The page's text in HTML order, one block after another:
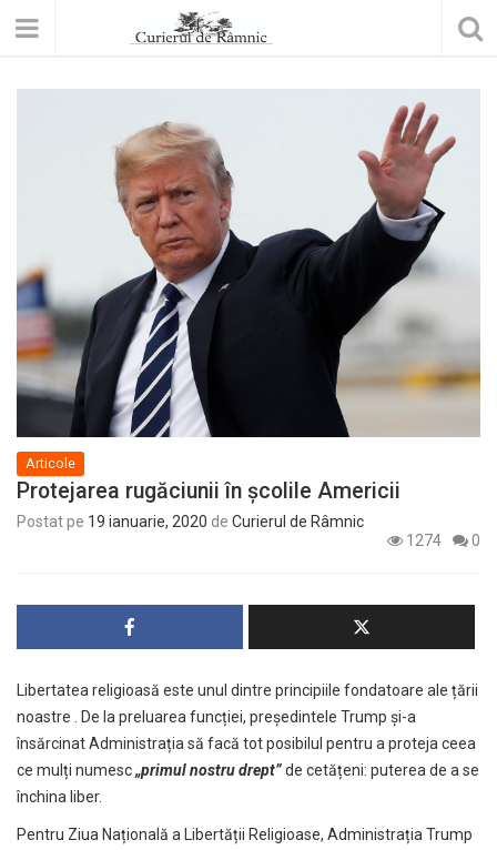
Articole
Protejarea rugăciunii în școlile Americii
Postat pe 19 ianuarie, 2020 de Curierul de Râmnic
1274
0
Libertatea religioasă este unul dintre principiile fondatoare ale țării
noastre . De la preluarea funcției, președintele Trump și-a
însărcinat Administrația să facă tot posibilul pentru a proteja ceea
ce mulți numesc„primul nostru drept”de cetățeni: puterea de a se
închina liber.
Pentru Ziua Națională a Libertății Religioase, Administrația Trump